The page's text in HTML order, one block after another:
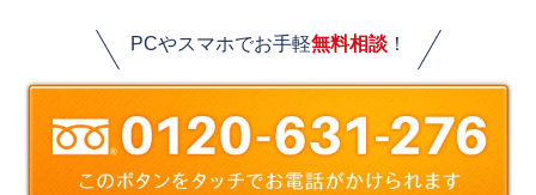
PCやスマホでお手軽無料相談！